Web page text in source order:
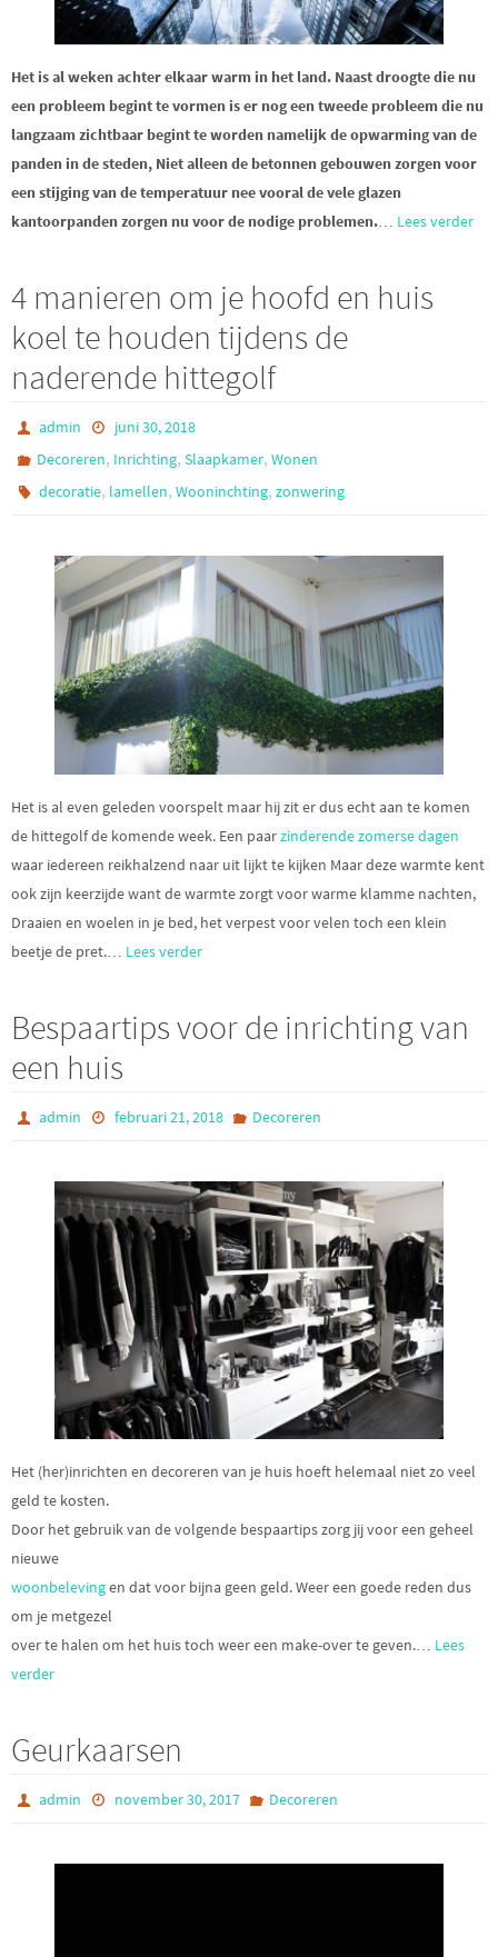
Het is al weken achter elkaar warm in het land. Naast droogte die nu
een probleem begint te vormen is er nog een tweede probleem die nu
langzaam zichtbaar begint te worden namelijk de opwarming van de
panden in de steden, Niet alleen de betonnen gebouwen zorgen voor
een stijging van de temperatuur nee vooral de vele glazen
kantoorpanden zorgen nu voor de nodige problemen.… Lees verder
4 manieren om je hoofd en huis
koel te houden tijdens de
naderende hittegolf
admin
juni 30, 2018
Decoreren, Inrichting,Slaapkamer,Wonen
decoratie, lamellen,Wooninchting,zonwering
Het is al even geleden voorspelt maar hij zit er dus echt aan te komen
de hittegolf de komende week. Een paarzinderende zomerse dagen
waar iedereen reikhalzend naar uit lijkt te kijken Maar deze warmte kent
ook zijn keerzijde want de warmte zorgt voor warme klamme nachten,
Draaien en woelen in je bed, het verpest voor velen toch een klein
beetje de pret.… Lees verder
Bespaartips voor de inrichting van
een huis
admin februari 21, 2018 Decoreren
Het (her)inrichten en decoreren van je huis hoeft helemaal niet zo veel
geld te kosten.
Door het gebruik van de volgende bespaartips zorg jij voor een geheel
nieuwe
woonbelevingen dat voor bijna geen geld. Weer een goede reden dus
om je metgezel
over te halen om het huis toch weer een make-over te geven.… Lees
verder
Geurkaarsen
admin november 30, 2017 Decoreren